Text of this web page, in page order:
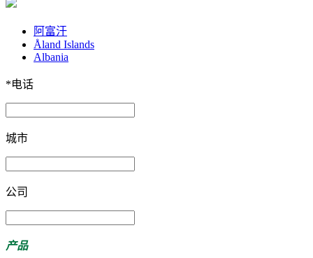
阿富汗
Åland Islands
Albania
*电话
城市
公司
产品